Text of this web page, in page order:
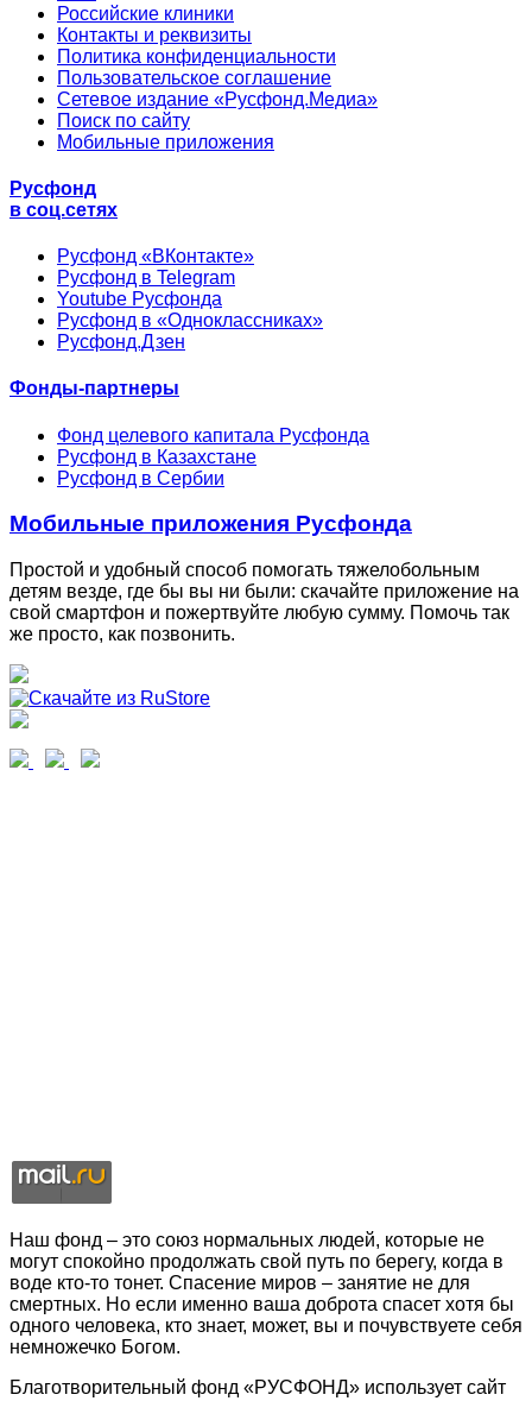
Российские клиники
Контакты и реквизиты
Политика конфиденциальности
Пользовательское соглашение
Сетевое издание «Русфонд.Медиа»
Поиск по сайту
Мобильные приложения
Русфонд
в соц.сетях
Русфонд «ВКонтакте»
Русфонд в Telegram
Youtube Русфонда
Русфонд в «Одноклассниках»
Русфонд.Дзен
Фонды-партнеры
Фонд целевого капитала Русфонда
Русфонд в Казахстане
Русфонд в Сербии
Мобильные приложения Русфонда
Простой и удобный способ помогать тяжелобольным
детям везде, где бы вы ни были: скачайте приложение на
свой смартфон и пожертвуйте любую сумму. Помочь так
же просто, как позвонить.
Наш фонд – это союз нормальных людей, которые не
могут спокойно продолжать свой путь по берегу, когда в
воде кто-то тонет. Спасение миров – занятие не для
смертных. Но если именно ваша доброта спасет хотя бы
одного человека, кто знает, может, вы и почувствуете себя
немножечко Богом.
Благотворительный фонд «РУСФОНД» использует сайт